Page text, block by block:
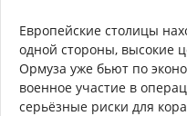
Европейские столицы
одной стороны, высокие
Ормуза уже бьют по
военное участие в
серьёзные риски для